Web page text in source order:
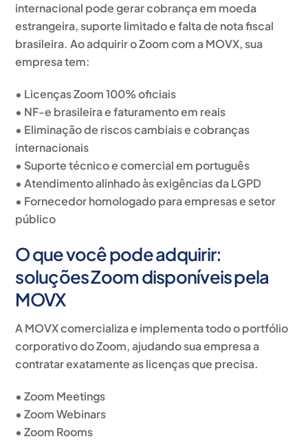
internacional pode gerar cobrança em moeda
estrangeira, suporte limitado e falta de nota fiscal
brasileira. Ao adquirir o Zoom com a MOVX, sua
empresa tem:
• Licenças Zoom 100% oficiais
• NF-e brasileira e faturamento em reais
• Eliminação de riscos cambiais e cobranças
internacionais
• Suporte técnico e comercial em português
• Atendimento alinhado às exigências da LGPD
• Fornecedor homologado para empresas e setor
público
O que você pode adquirir:
soluções Zoom disponíveis pela
MOVX
A MOVX comercializa e implementa todo o portfólio
corporativo do Zoom, ajudando sua empresa a
contratar exatamente as licenças que precisa.
• Zoom Meetings
• Zoom Webinars
• Zoom Rooms